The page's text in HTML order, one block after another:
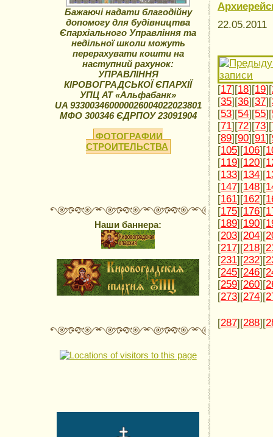
Бажаючі надати благодійну
допомогу для будівництва
Єпархіального Управління та
недільної школи можуть
перерахувати кошти на
наступний рахунок:
УПРАВЛІННЯ
КІРОВОГРАДСЬКОЇ ЄПАРХІЇ
УПЦ АТ «Альфабанк»
UA 933003460000026004022023801
МФО 300346 ЄДРПОУ 23091904
ФОТОГРАФИИ
СТРОИТЕЛЬСТВА
Наши баннера:
22.05.2011
[17][18][19][
[35][36][37][
[53][54][55][
[71][72][73][
[89][90][91][
[105][106][
[119][120][
[133][134][
[147][148][
[161][162][
[175][176][
[189][190][
[203][204][
[217][218][
[231][232][
[245][246][
[259][260][
[273][274][
[287][288][